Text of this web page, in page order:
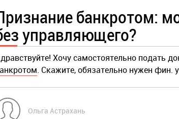
банкротом:
управляющего?
Хочу самостоятельно подать
. Скажите, обязательно нужен фин.
Ольга Астрахань